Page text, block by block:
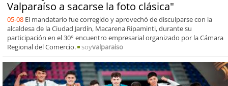
Valparaíso a sacarse la foto clásica"
05-08 El mandatario fue corregido y aprovechó de disculparse con la
alcaldesa de la Ciudad Jardín, Macarena Ripaminti, durante su
participación en el 30° encuentro empresarial organizado por la Cámara
Regional del Comercio.
soyvalparaiso